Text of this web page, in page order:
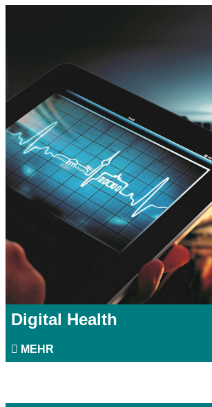
Digital Health
MEHR